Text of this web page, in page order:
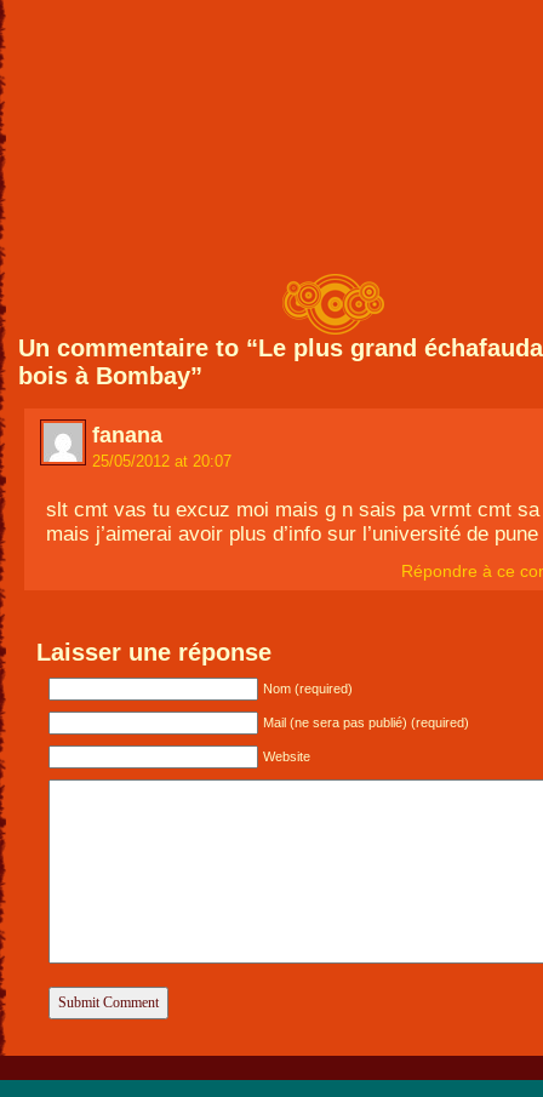
Un commentaire to “Le plus grand
bois à Bombay”
fanana
25/05/2012 at 20:07
slt cmt vas tu excuz moi mais g n sais pa vrmt cmt
mais j’aimerai avoir plus d’info sur l’université de pune
Répondre à ce
Laisser une réponse
Nom (required)
Mail (ne sera pas publié) (required)
Website